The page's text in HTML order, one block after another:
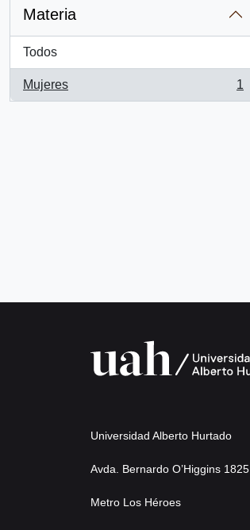
Materia
Todos
Mujeres
, 1 resultados
1
Universidad Alberto Hurtado
Avda. Bernardo O’Higgins 1825
Metro Los Héroes